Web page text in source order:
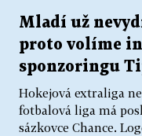
Mladí už
proto volíme
sponzoringu
Hokejová extraliga
fotbalová liga má
sázkovce Chance.